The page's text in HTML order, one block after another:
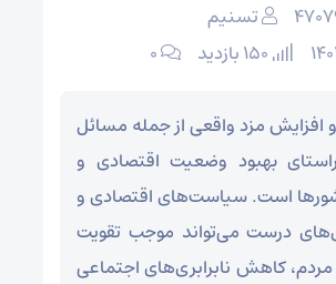
تسنیم
۰
افزایش مزد واقعی از جمله مسائل
بهبود وضعیت اقتصادی و
است. سیاست‌های اقتصادی و
درست می‌تواند موجب تقویت
کاهش نابرابری‌های اجتماعی